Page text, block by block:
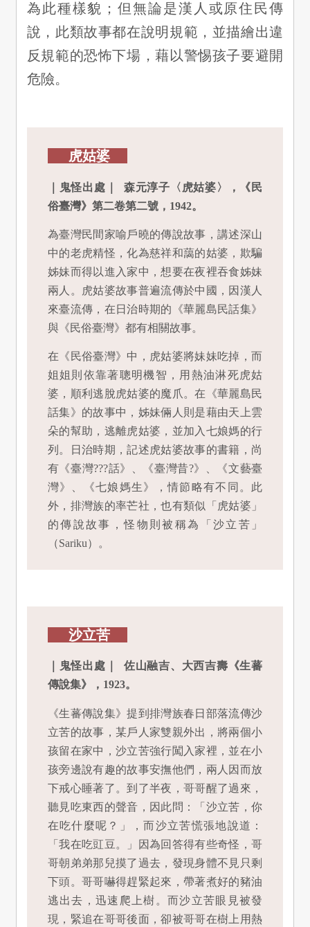
為此種樣貌；但無論是漢人或原住民傳
說，此類故事都在說明規範，並描繪出違
反規範的恐怖下場，藉以警惕孩子要避開
危險。
虎姑婆
｜鬼怪出處｜ 森元淳子〈虎姑婆〉，《民
俗臺灣》第二卷第二號，1942。
為臺灣民間家喻戶曉的傳說故事，講述深山
中的老虎精怪，化為慈祥和藹的姑婆，欺騙
姊妹而得以進入家中，想要在夜裡吞食姊妹
兩人。虎姑婆故事普遍流傳於中國，因漢人
來臺流傳，在日治時期的《華麗島民話集》
與《民俗臺灣》都有相關故事。
在《民俗臺灣》中，虎姑婆將妹妹吃掉，而
姐姐則依靠著聰明機智，用熱油淋死虎姑
婆，順利逃脫虎姑婆的魔爪。在《華麗島民
話集》的故事中，姊妹倆人則是藉由天上雲
朵的幫助，逃離虎姑婆，並加入七娘媽的行
列。日治時期，記述虎姑婆故事的書籍，尚
有《臺灣???話》、《臺灣昔?》、《文藝臺
灣》、《七娘媽生》，情節略有不同。此
外，排灣族的率芒社，也有類似「虎姑婆」
的傳說故事，怪物則被稱為「沙立苦」
（Sariku）。
沙立苦
｜鬼怪出處｜ 佐山融吉、大西吉壽《生蕃
傳說集》，1923。
《生蕃傳說集》提到排灣族春日部落流傳沙
立苦的故事，某戶人家雙親外出，將兩個小
孩留在家中，沙立苦強行闖入家裡，並在小
孩旁邊說有趣的故事安撫他們，兩人因而放
下戒心睡著了。到了半夜，哥哥醒了過來，
聽見吃東西的聲音，因此問：「沙立苦，你
在吃什麼呢？」，而沙立苦慌張地說道：
「我在吃豇豆。」因為回答得有些奇怪，哥
哥朝弟弟那兒摸了過去，發現身體不見只剩
下頭。哥哥嚇得趕緊起來，帶著煮好的豬油
逃出去，迅速爬上樹。而沙立苦眼見被發
現，緊追在哥哥後面，卻被哥哥在樹上用熱